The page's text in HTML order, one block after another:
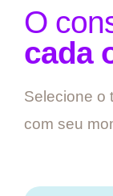
O
cada
Selecione o
com seu